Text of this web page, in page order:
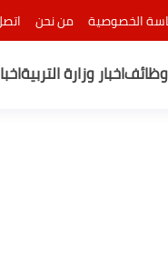
الخصوصية من نحن
وظائفاخبار وزارة التربية